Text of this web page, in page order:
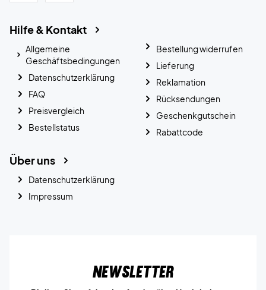
Hilfe & Kontakt
Allgemeine
Geschäftsbedingungen
Datenschutzerklärung
FAQ
Preisvergleich
Bestellstatus
Bestellung widerrufen
Lieferung
Reklamation
Rücksendungen
Geschenkgutschein
Rabattcode
Über uns
Datenschutzerklärung
Impressum
Newsletter